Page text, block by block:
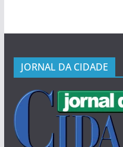
JORNAL DA CIDADE